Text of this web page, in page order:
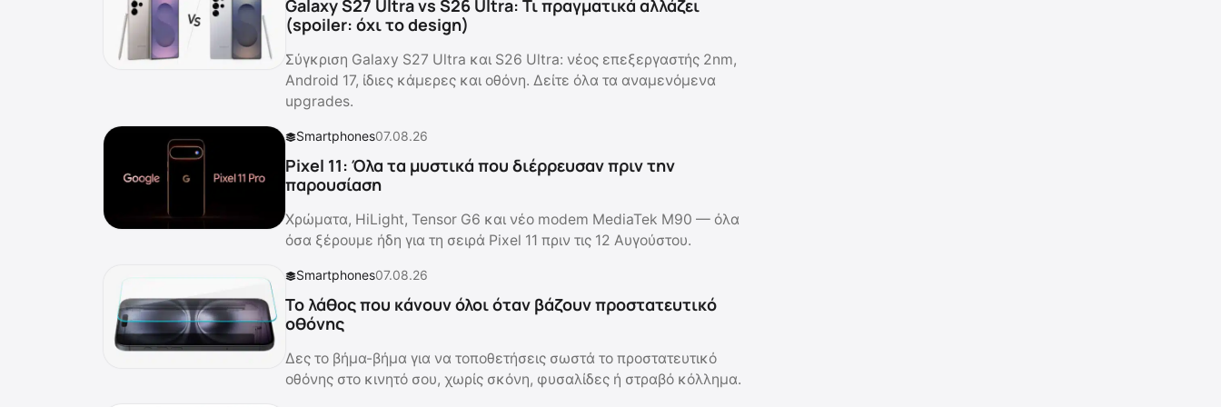
Galaxy S27 Ultra vs S26 Ultra: Τι πραγματικά αλλάζει
(spoiler: όχι το design)
Σύγκριση Galaxy S27 Ultra και S26 Ultra: νέος επεξεργαστής 2nm,
Android 17, ίδιες κάμερες και οθόνη. Δείτε όλα τα αναμενόμενα
upgrades.
Smartphones07.08.26
Pixel 11: Όλα τα μυστικά που διέρρευσαν πριν την
παρουσίαση
Χρώματα, HiLight, Tensor G6 και νέο modem MediaTek M90 — όλα
όσα ξέρουμε ήδη για τη σειρά Pixel 11 πριν τις 12 Αυγούστου.
Smartphones07.08.26
Το λάθος που κάνουν όλοι όταν βάζουν προστατευτικό
οθόνης
Δες το βήμα-βήμα για να τοποθετήσεις σωστά το προστατευτικό
οθόνης στο κινητό σου, χωρίς σκόνη, φυσαλίδες ή στραβό κόλλημα.